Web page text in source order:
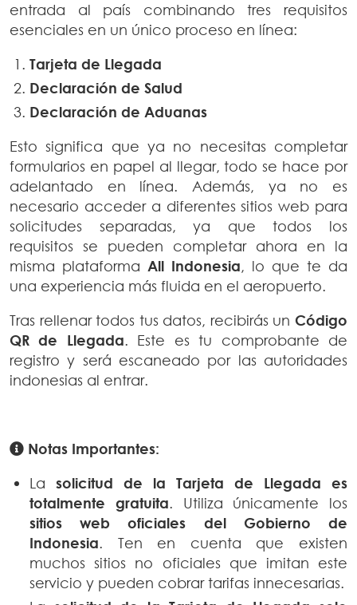
entrada al país combinando tres requisitos
esenciales en un único proceso en línea:
Tarjeta de Llegada
Declaración de Salud
Declaración de Aduanas
Esto significa que ya no necesitas completar
formularios en papel al llegar, todo se hace por
adelantado en línea. Además, ya no es
necesario acceder a diferentes sitios web para
solicitudes separadas, ya que todos los
requisitos se pueden completar ahora en la
misma plataforma All Indonesia, lo que te da
una experiencia más fluida en el aeropuerto.
Tras rellenar todos tus datos, recibirás un Código
QR de Llegada. Este es tu comprobante de
registro y será escaneado por las autoridades
indonesias al entrar.
Notas Importantes:
La solicitud de la Tarjeta de Llegada es
totalmente gratuita. Utiliza únicamente los
sitios web oficiales del Gobierno de
Indonesia. Ten en cuenta que existen
muchos sitios no oficiales que imitan este
servicio y pueden cobrar tarifas innecesarias.